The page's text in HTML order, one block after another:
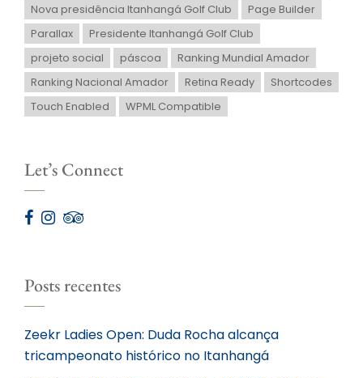
Nova presidência Itanhangá Golf Club
Page Builder
Parallax
Presidente Itanhangá Golf Club
projeto social
páscoa
Ranking Mundial Amador
Ranking Nacional Amador
Retina Ready
Shortcodes
Touch Enabled
WPML Compatible
Let’s Connect
Posts recentes
Zeekr Ladies Open: Duda Rocha alcança
tricampeonato histórico no Itanhangá